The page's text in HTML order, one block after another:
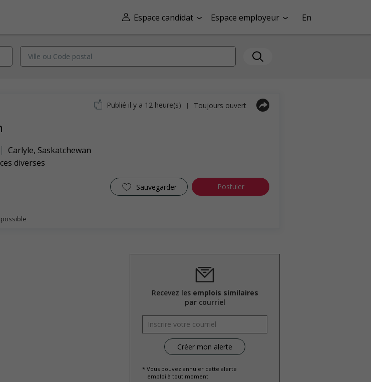
Espace candidat Espace employeur En
Carlyle, Saskatchewan
diverses
Sauvegarder Postuler
Publié il y a 12 heure(s) | Toujours ouvert
Recevez les emplois similaires
par courriel
* Vous pouvez annuler cette alerte
emploi à tout moment